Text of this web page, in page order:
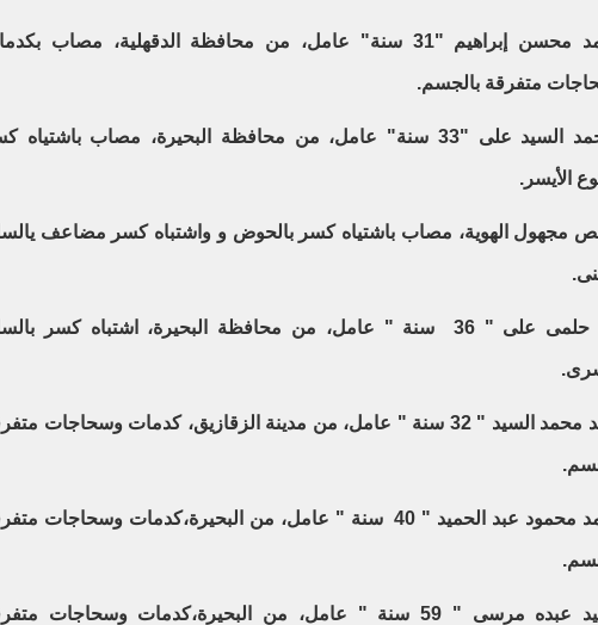
محمد محسن إبراهيم "31 سنة" عامل، من محافظة الدقهلية، مصاب
متفرقة بالجسم.
ومحمد السيد على "33 سنة" عامل، من محافظة البحيرة، مصاب باشتياه
الأيسر.
مجهول الهوية، مصاب باشتياه كسر بالحوض و واشتباه كسر مضاعف
طه حلمى على " 36 سنة " عامل، من محافظة البحيرة، اشتباه كسر
أحمد محمد السيد " 32 سنة " عامل، من مدينة الزقازيق، كدمات وسحاجات
محمد محمود عبد الحميد " 40 سنة " عامل، من البحيرة،كدمات وسحاجات
السيد عبده مرسى " 59 سنة " عامل، من البحيرة،كدمات وسحاجات